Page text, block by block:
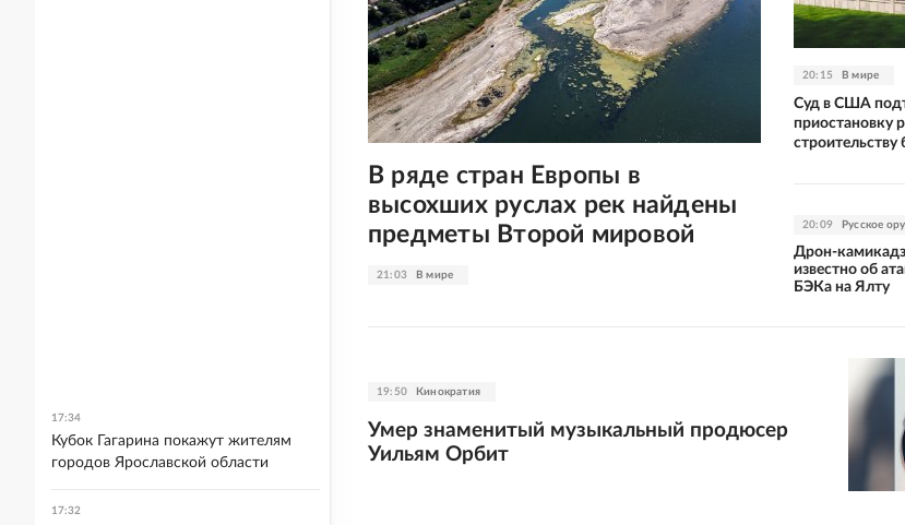
21:03 В мире
В ряде стран Европы в
высохших руслах рек найдены
предметы Второй мировой
20:15 В мире
Суд в США
приостановку
строительству
20:09 Русское
Дрон-
известно об
БЭКа на Ялту
19:50 Кинократия
Умер знаменитый музыкальный продюсер
Уильям Орбит
17:34
Кубок Гагарина покажут жителям
городов Ярославской области
17:32